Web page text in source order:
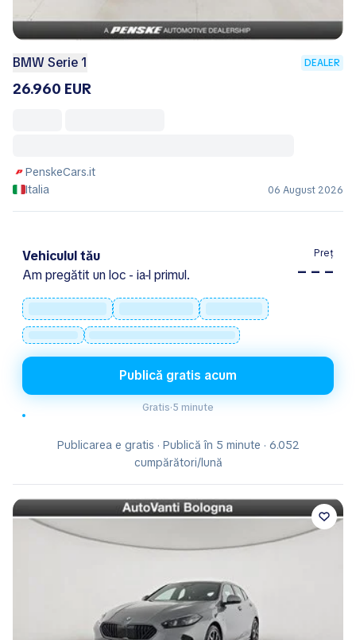
BMW Serie 1 DEALER
26.960 EUR
PenskeCars.it
Italia
06 August 2026
Vehiculul tău
Am pregătit un loc - ia-l primul.
Preț
– – –
Publică gratis acum
Gratis·5 minute
Publicarea e gratis · Publică în 5 minute · 6.052
cumpărători/lună